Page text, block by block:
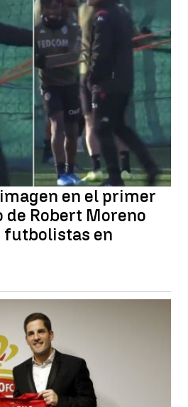
en el primer
Robert Moreno
futbolistas en